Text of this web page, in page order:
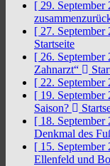
[ 29. September
[ 27. September
Startseite
[ 26. September
Zahnarzt“
[ 22. September
[ 19. September
Saison?
[ 18. September
Denkmal des
[ 15. September
Ellenfeld und